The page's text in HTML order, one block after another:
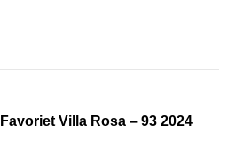
Villa Rosa – 93 2024